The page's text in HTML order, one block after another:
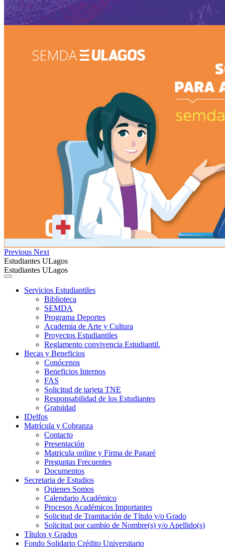
Previous Next
Estudiantes ULagos
Estudiantes ULagos
Servicios Estudiantiles
Biblioteca
SEMDA
Programa Deportes
Academia de Arte y Cultura
Proyectos Estudiantiles
Reglamento convivencia Estudiantil.
Becas y Beneficios
Conócenos
Beneficios Internos
FAS
Solicitud de tarjeta TNE
Responsabilidad de los Estudiantes
Gratuidad
IDelfos
Matrícula y Cobranza
Contacto
Presentación
Matricula online y Firma de Pagaré
Preguntas Frecuentes
Documentos
Secretaria de Estudios
Quienes Somos
Calendario Académico
Procesos Académicos Importantes
Solicitud de Tramitación de Título y/o Grado
Solicitud por cambio de Nombre(s) y/o Apellido(s)
Títulos y Grados
Fondo Solidario Crédito Universitario